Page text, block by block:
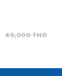
Prix
45,000 TNDPrix